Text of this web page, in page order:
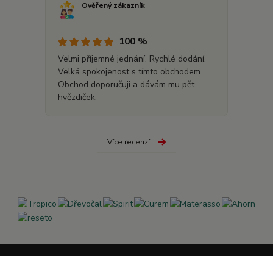
Ověřený zákazník
100 %
Velmi příjemné jednání. Rychlé dodání.
Velká spokojenost s tímto obchodem.
Obchod doporučuji a dávám mu pět
hvězdiček.
Více recenzí